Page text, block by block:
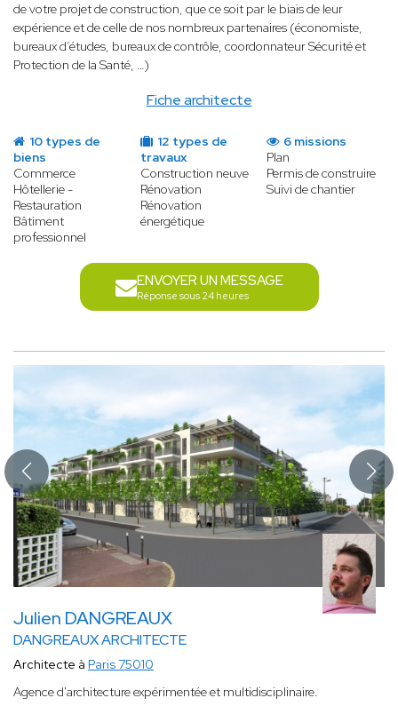
Fiche architecte
de votre projet de construction, que ce soit par le biais de leur
expérience et de celle de nos nombreux partenaires (économiste,
bureaux d’études, bureaux de contrôle, coordonnateur Sécurité et
Protection de la Santé, …)
10 types de
biens
Commerce
Hôtellerie -
Restauration
Bâtiment
professionnel
12 types de
travaux
Construction neuve
Rénovation
Rénovation
énergétique
6 missions
Plan
Permis de construire
Suivi de chantier
ENVOYER UN MESSAGE
Réponse sous 24 heures
Julien DANGREAUX
DANGREAUX ARCHITECTE
Architecte à Paris 75010
Agence d'architecture expérimentée et multidisciplinaire.